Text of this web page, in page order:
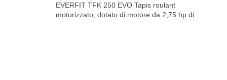
EVERFIT TFK 250 EVO Tapis roulant
motorizzato, dotato di motore da 2,75 hp di...